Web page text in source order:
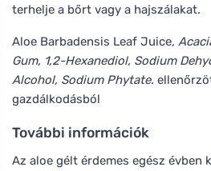
terhelje a bőrt vagy a hajszálakat.
Aloe Barbadensis Leaf Juice,
Gum, 1,2-Hexanediol, Sodium
Alcohol, Sodium Phytate.
gazdálkodásból
További információk
Az aloe gélt érdemes egész évben